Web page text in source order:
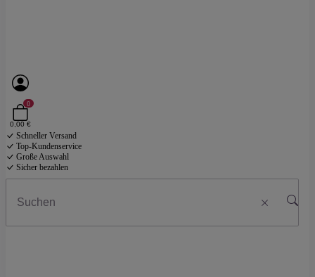
0
0,00 €
Schneller Versand
Top-Kundenservice
Große Auswahl
Sicher bezahlen